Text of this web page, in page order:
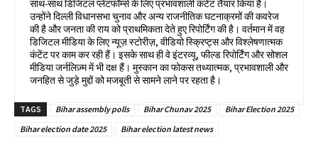
साथ-साथ डिजिटल प्लेटफॉर्म्स के लिए प्रभावशाली कंटेंट तैयार किया है।
उन्होंने दिल्ली विधानसभा चुनाव और अन्य राजनीतिक घटनाक्रमों की कवरेज
की है और जनता की राय को प्राथमिकता देते हुए रिपोर्टिंग की है। वर्तमान में वह
डिजिटल मीडिया के लिए न्यूज़ स्टोरीज़, वीडियो स्क्रिप्ट्स और विश्लेषणात्मक
कंटेंट पर काम कर रही हैं। इसके साथ ही वे इंटरव्यू, फील्ड रिपोर्टिंग और सोशल
मीडिया जर्नलिज़्म में भी दक्ष हैं। मुस्कान का फोकस तथ्यात्मक, प्रभावशाली और
जनहित से जुड़े मुद्दों को मजबूती से सामने लाने पर रहता है।
TAGS Bihar assembly polls Bihar Chunav 2025
Bihar Election 2025
Bihar election date 2025
Bihar election latest news